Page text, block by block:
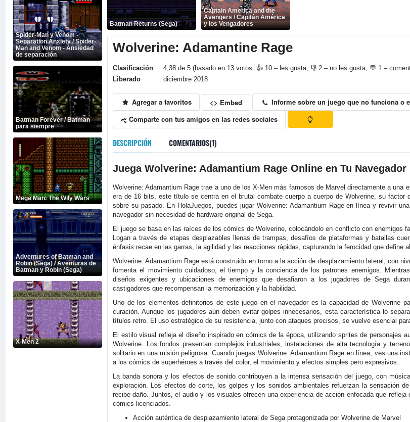
Spider-Man y Venom -
Separation Anxiety / Spider-
Man and Venom - Ansiedad
de separación
Batman Forever / Batman
para siempre
Mega Man: The Wily Wars
Adventures of Batman and
Robin (Sega) / Aventuras de
Batman y Robin (Sega)
X-Men 2
Batman Returns (Sega)
Captain America and the
Avengers / Capitán América
y los Vengadores
Wolverine: Adamantine Rage
Clasificación
: 4,38 de 5 (basado en 13 votos. 👍 10 – les gusta, 👎 2 – no les gusta, 💬 1 –
Liberado
: diciembre 2018
Agregar a favoritos <> Embed
Informe sobre un juego que no funciona o
Comparte con tus amigos en las redes sociales
DESCRIPCIÓN COMENTARIOS(1)
Juega Wolverine: Adamantium Rage Online en Tu Navegador
Wolverine: Adamantium Rage trae a uno de los X-Men más famosos de Marvel directamente a una
era de 16 bits, este título se centra en el brutal combate cuerpo a cuerpo de Wolverine, su factor
sobre su pasado. En HolaJuegos, puedes jugar Wolverine: Adamantium Rage en línea y revivir
navegador sin necesidad de hardware original de Sega.
El juego se basa en las raíces de los cómics de Wolverine, colocándolo en conflicto con enemigos
Logan a través de etapas desplazables llenas de trampas, desafíos de plataformas y batallas
énfasis recae en las garras, la agilidad y las reacciones rápidas, capturando la ferocidad que define
Wolverine: Adamantium Rage está construido en torno a la acción de desplazamiento lateral, con
fomenta el movimiento cuidadoso, el tiempo y la conciencia de los patrones enemigos.
diseños exigentes y ubicaciones de enemigos que desafiaron a los jugadores de Sega
castigadores que recompensan la memorización y la habilidad.
Uno de los elementos definitorios de este juego en el navegador es la capacidad de Wolverine
curación. Aunque los jugadores aún deben evitar golpes innecesarios, esta característica lo
títulos retro. El uso estratégico de su resistencia, junto con ataques precisos, se vuelve esencial
El estilo visual refleja el diseño inspirado en cómics de la época, utilizando sprites de personajes
Wolverine. Los fondos presentan complejos industriales, instalaciones de alta tecnología y
solitario en una misión peligrosa. Cuando juegas Wolverine: Adamantium Rage en línea, ves una
a los cómics de superhéroes a través del color, el movimiento y efectos simples pero expresivos.
La banda sonora y los efectos de sonido contribuyen a la intensa sensación del juego, con
exploración. Los efectos de corte, los golpes y los sonidos ambientales refuerzan la sensación
recibe daño. Juntos, el audio y los visuales ofrecen una experiencia de acción enfocada que
cómics licenciados.
Acción auténtica de desplazamiento lateral de Sega protagonizada por Wolverine de Marvel